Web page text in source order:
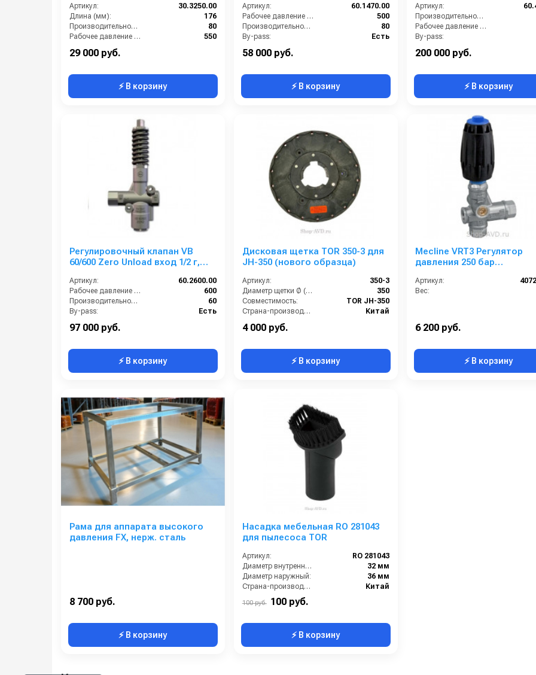
Артикул:
30.3250.00
Длина (мм):
176
Производительность (л/мин):
80
Рабочее давление (бар):
550
29 000 руб.
⚡ В корзину
Артикул:
60.1470.00
Рабочее давление (бар):
500
Производительность (л/мин):
80
By-pass:
Есть
58 000 руб.
⚡ В корзину
Артикул:
Производительность (л/мин):
Рабочее давление (бар):
By-pass:
200 000 руб.
⚡ В корзину
Регулировочный клапан VB
60/600 Zero Unload вход 1/2 г,
нерж.
Артикул:
60.2600.00
Рабочее давление (бар):
600
Производительность (л/мин):
60
By-pass:
Есть
97 000 руб.
⚡ В корзину
Дисковая щетка TOR 350-3 для
JH-350 (нового образца)
Артикул:
350-3
Диаметр щетки Ø (мм):
350
Совместимость:
TOR JH-350
Страна-производитель:
Китай
4 000 руб.
⚡ В корзину
Mecline VRT3 Регулятор
давления 250 бар
Артикул:
Вес:
6 200 руб.
⚡ В корзину
Рама для аппарата высокого
давления FX, нерж. сталь
8 700 руб.
⚡ В корзину
Насадка мебельная RO 281043
для пылесоса TOR
Артикул:
RO 281043
Диаметр внутренний:
32 мм
Диаметр наружный:
36 мм
Страна-производитель:
Китай
100 руб. 100 руб.
⚡ В корзину